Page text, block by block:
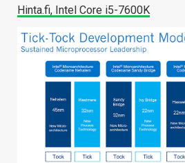
Hinta.fi, Intel Core i5-7600K